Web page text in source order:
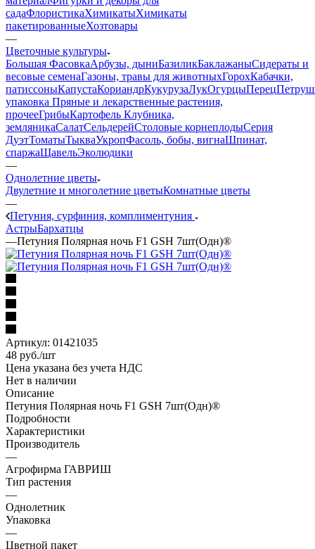
садаФлористикаХимикатыХимикаты
пакетированныеХозтовары
—
Цветочные культуры
Большая ФасовкаАрбузы, дыниБазиликБаклажаныСидераты и
весовые семенаГазоны, травы для животныхГорохКабачки,
патиссоныКапустаКориандрКукурузаЛукОгурцыПерец
упаковка Пряные и лекарственные растения,
прочееГрибыКартофель Клубника,
земляникаСалатСельдерейСтоловые корнеплодыСерия
ДуэтТоматыТыкваУкропФасоль, бобы, вигнаШпинат,
спаржаЩавельЭколюдики
—
Однолетние цветы
Двулетние и многолетние цветыКомнатные цветы
—
Петуния, сурфиния, комплиментуния
АстрыБархатцы
—Петуния Полярная ночь F1 GSH 7шт(Одн)®
Артикул: 01421035
48 руб./шт
Цена указана без учета НДС
Нет в наличии
Описание
Петуния Полярная ночь F1 GSH 7шт(Одн)®
Подробности
Характеристики
Производитель
—
Агрофирма ГАВРИШ
Тип растения
—
Однолетник
Упаковка
—
Цветной пакет